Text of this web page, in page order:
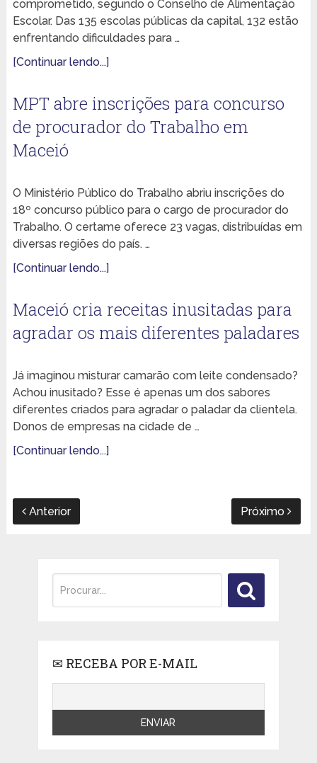
comprometido, segundo o Conselho de Alimentação
Escolar. Das 135 escolas públicas da capital, 132 estão
enfrentando dificuldades para …
[Continuar lendo...]
MPT abre inscrições para concurso
de procurador do Trabalho em
Maceió
O Ministério Público do Trabalho abriu inscrições do
18º concurso público para o cargo de procurador do
Trabalho. O certame oferece 23 vagas, distribuídas em
diversas regiões do país. …
[Continuar lendo...]
Maceió cria receitas inusitadas para
agradar os mais diferentes paladares
Já imaginou misturar camarão com leite condensado?
Achou inusitado? Esse é apenas um dos sabores
diferentes criados para agradar o paladar da clientela.
Donos de empresas na cidade de …
[Continuar lendo...]
Anterior Próximo
✉ RECEBA POR E-MAIL